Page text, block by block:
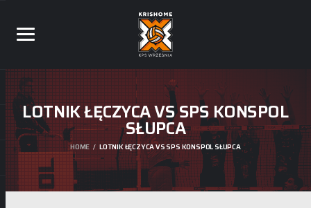
LOTNIK ŁĘCZYCA VS SPS KONSPOL
SŁUPCA
HOME LOTNIK ŁĘCZYCA VS SPS KONSPOL SŁUPCA